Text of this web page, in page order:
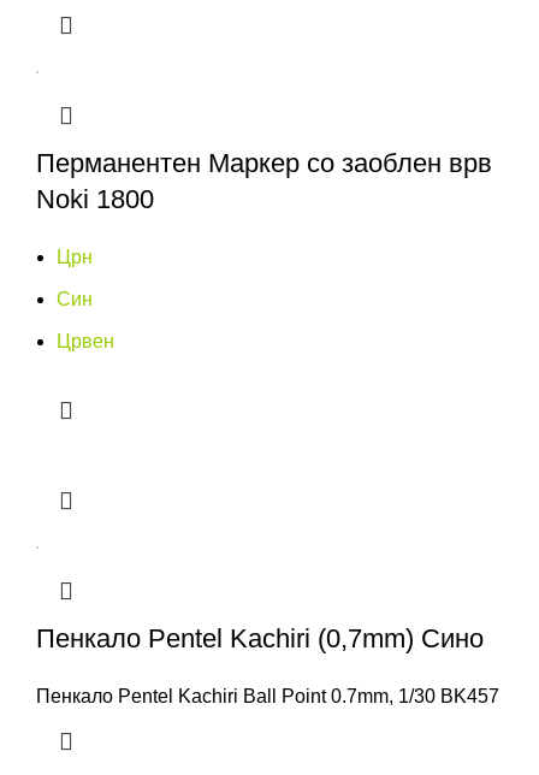
Перманентен Маркер со заоблен врв
Noki 1800
Црн
Син
Црвен
Пенкало Pentel Kachiri (0,7mm) Сино
Пенкало Pentel Kachiri Ball Point 0.7mm, 1/30 BK457